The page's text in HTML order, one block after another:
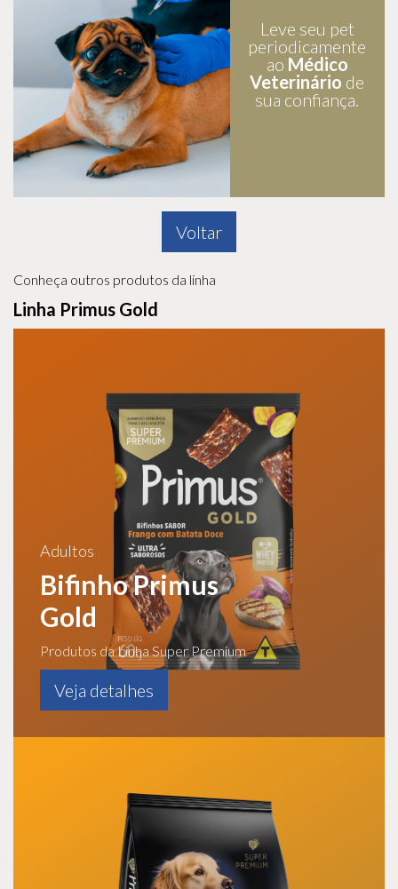
Leve seu pet
periodicamente
ao Médico
Veterinário de
sua confiança.
Voltar
Conheça outros produtos da linha
Linha Primus Gold
Adultos
Bifinho Primus
Gold
Produtos da Linha Super Premium
Veja detalhes